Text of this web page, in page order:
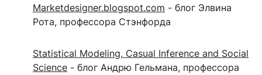
Marketdesigner.blogspot.com - блог Элвина
Рота, профессора Стэнфорда
Statistical Modeling, Casual Inference and Social
Science - блог Андрю Гельмана, профессора